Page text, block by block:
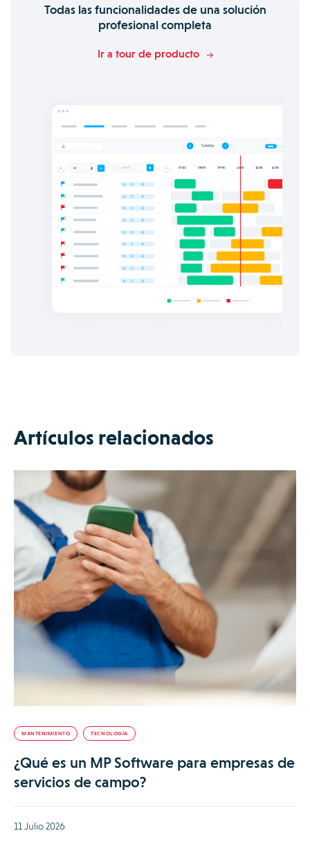
Todas las funcionalidades de una solución
profesional completa
Ir a tour de producto
Artículos relacionados
MANTENIMIENTO TECNOLOGÍA
¿Qué es un MP Software para empresas de
servicios de campo?
11 Julio 2026